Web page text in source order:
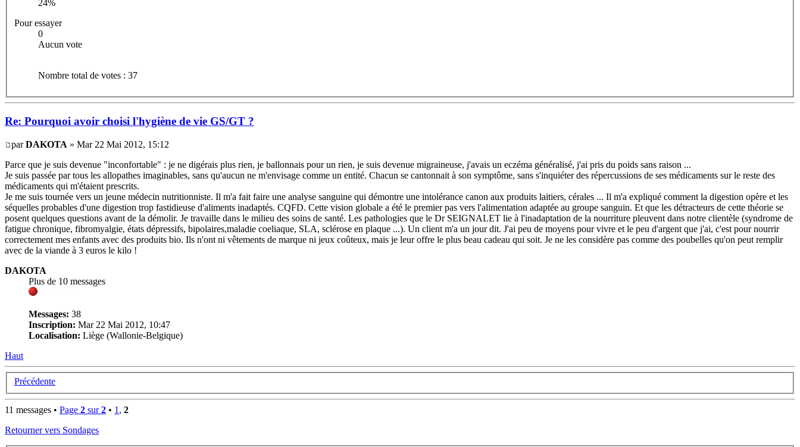
24%
Pour essayer
0
Aucun vote
Nombre total de votes : 37
Re: Pourquoi avoir choisi l'hygiène de vie GS/GT ?
parDAKOTA » Mar 22 Mai 2012, 15:12
Parce que je suis devenue "inconfortable" : je ne digérais plus rien, je ballonnais pour un rien, je suis devenue migraineuse, j'avais un eczéma généralisé, j'ai pris du poids sans raison ...
Je suis passée par tous les allopathes imaginables, sans qu'aucun ne m'envisage comme un entité. Chacun se cantonnait à son symptôme, sans s'inquiéter des répercussions de ses médicaments sur le reste des
médicaments qui m'étaient prescrits.
Je me suis tournée vers un jeune médecin nutritionniste. Il m'a fait faire une analyse sanguine qui démontre une intolérance canon aux produits laitiers, cérales ... Il m'a expliqué comment la digestion opère et les
séquelles probables d'une digestion trop fastidieuse d'aliments inadaptés. CQFD. Cette vision globale a été le premier pas vers l'alimentation adaptée au groupe sanguin. Et que les détracteurs de cette théorie se
posent quelques questions avant de la démolir. Je travaille dans le milieu des soins de santé. Les pathologies que le Dr SEIGNALET lie à l'inadaptation de la nourriture pleuvent dans notre clientèle (syndrome de
fatigue chronique, fibromyalgie, états dépressifs, bipolaires,maladie coeliaque, SLA, sclérose en plaque ...). Un client m'a un jour dit. J'ai peu de moyens pour vivre et le peu d'argent que j'ai, c'est pour nourrir
correctement mes enfants avec des produits bio. Ils n'ont ni vêtements de marque ni jeux coûteux, mais je leur offre le plus beau cadeau qui soit. Je ne les considère pas comme des poubelles qu'on peut remplir
avec de la viande à 3 euros le kilo !
DAKOTA
Plus de 10 messages
Messages: 38
Inscription: Mar 22 Mai 2012, 10:47
Localisation: Liège (Wallonie-Belgique)
Haut
Précédente
11 messages • Page 2 sur2 • 1 , 2
Retourner vers Sondages